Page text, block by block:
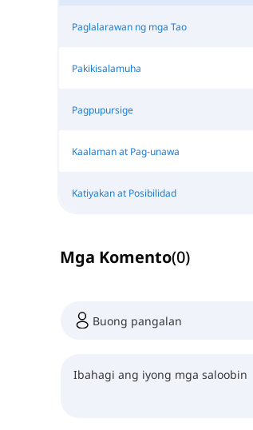
Paglalarawan ng mga Tao
Pakikisalamuha
Pagpupursige
Kaalaman at Pag-unawa
Katiyakan at Posibilidad
Mga Komento(0)